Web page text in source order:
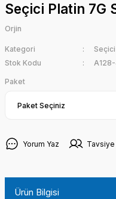
Seçici Platin 7G
Orjin
Kategori
Stok Kodu
Paket
Yorum Yaz Tavsiye
Ürün Bilgisi